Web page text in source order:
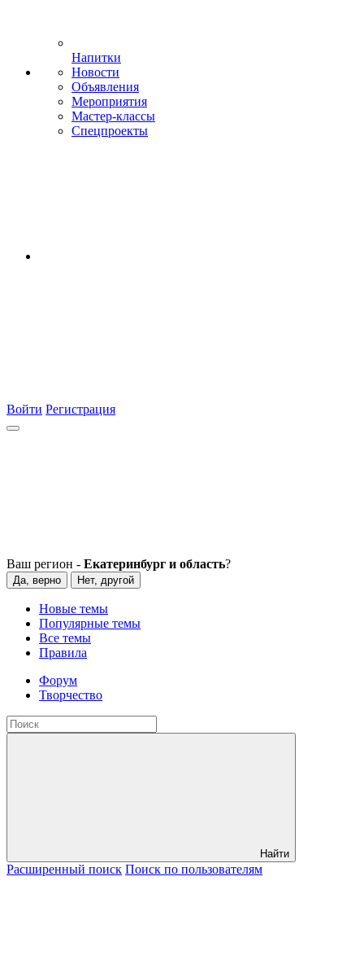
Напитки
Новости
Объявления
Мероприятия
Мастер-классы
Спецпроекты
Войти Регистрация
Ваш регион - Екатеринбург и область?
Да, верно Нет, другой
Новые темы
Популярные темы
Все темы
Правила
Форум
Творчество
Найти
Расширенный поиск Поиск по пользователям